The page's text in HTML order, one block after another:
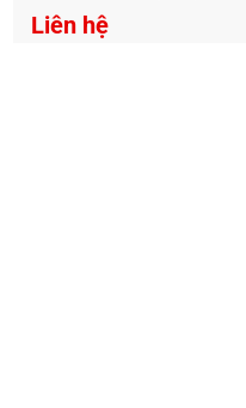
loại đèn trang trí decor, đa
Minh
Liên hệ